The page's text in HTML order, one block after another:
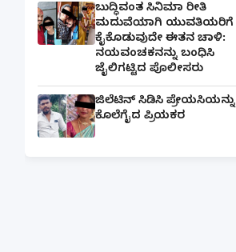
ಬುದ್ಧಿವಂತ ಸಿನಿಮಾ ರೀತಿ
ಮದುವೆಯಾಗಿ ಯುವತಿಯರಿಗೆ
ಕೈಕೊಡುವುದೇ ಈತನ ಚಾಳಿ:
ನಯವಂಚಕನನ್ನು ಬಂಧಿಸಿ
ಜೈಲಿಗಟ್ಟಿದ ಪೊಲೀಸರು
ಜಿಲೆಟಿನ್ ಸಿಡಿಸಿ ಪ್ರೇಯಸಿಯನ್ನು
ಕೊಲೆಗೈದ ಪ್ರಿಯಕರ